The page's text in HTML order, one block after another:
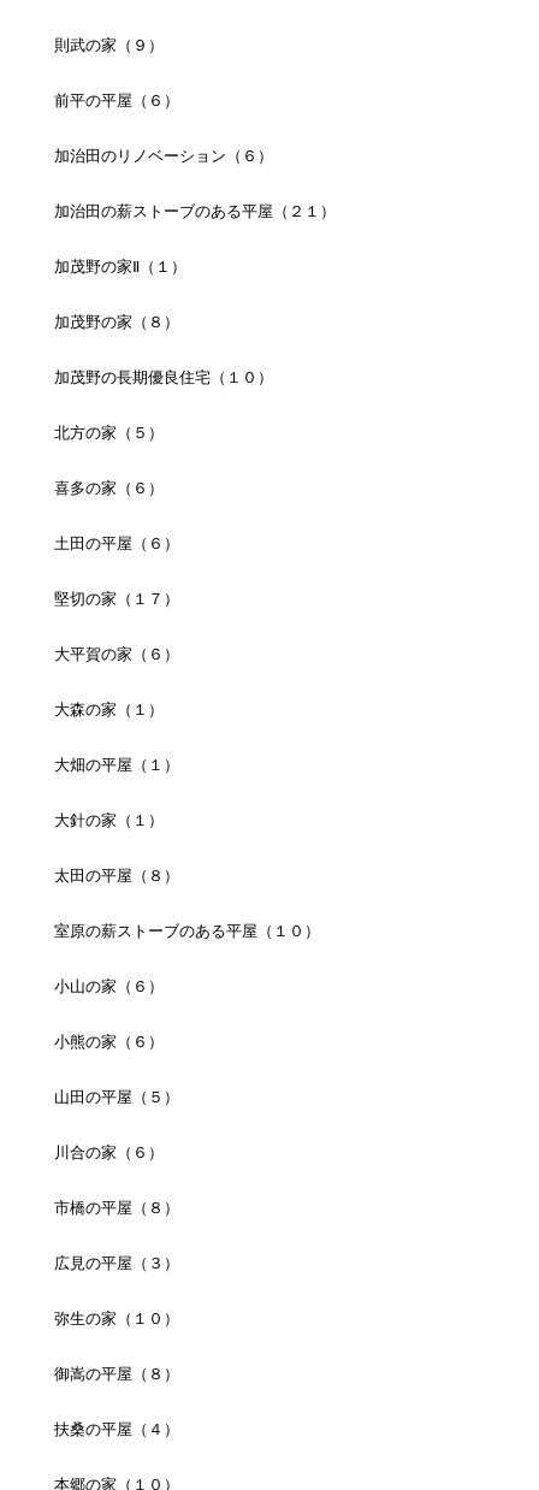
則武の家（９）
前平の平屋（６）
加治田のリノベーション（６）
加治田の薪ストーブのある平屋（２１）
加茂野の家Ⅱ（１）
加茂野の家（８）
加茂野の長期優良住宅（１０）
北方の家（５）
喜多の家（６）
土田の平屋（６）
堅切の家（１７）
大平賀の家（６）
大森の家（１）
大畑の平屋（１）
大針の家（１）
太田の平屋（８）
室原の薪ストーブのある平屋（１０）
小山の家（６）
小熊の家（６）
山田の平屋（５）
川合の家（６）
市橋の平屋（８）
広見の平屋（３）
弥生の家（１０）
御嵩の平屋（８）
扶桑の平屋（４）
本郷の家（１０）